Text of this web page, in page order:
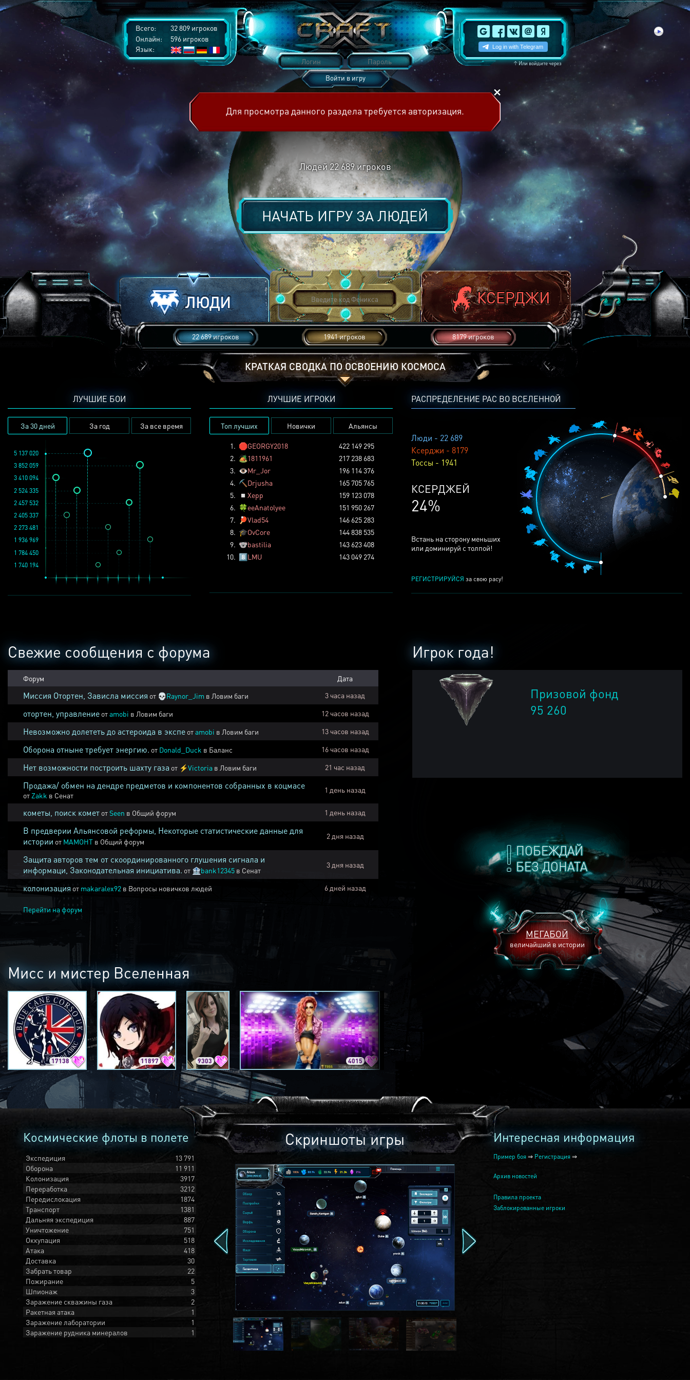
Всего:
32 809 игроков
Онлайн:
596 игроков
Язык:
↑Или войдите через
Войти в игру
Для просмотра данного раздела требуется авторизация.
Людей 22 689игроков
НАЧАТЬ ИГРУ ЗАЛЮДЕЙ
22 689 игроков 1941 игроков 8179 игроков
КРАТКАЯ СВОДКА ПО ОСВОЕНИЮ КОСМОСА
РАСПРЕДЕЛЕНИЕ РАС ВО ВСЕЛЕННОЙ
Люди - 22 689
Ксерджи - 8179
Тоссы - 1941
ТОССОВ
5%
Встань на сторону меньших
или доминируй с толпой!
РЕГИСТРИРУЙСЯ за свою расу!
ЛУЧШИЕ БОИ
За 30 дней За год За все время
1 936 969
3 852 059
2 457 532
1 784 450
2 273 481
1 740 194
5 137 020
2 524 335
2 405 337
3 410 094
ЛУЧШИЕ ИГРОКИ
Топ лучших Новички Альянсы
1. 🛑GEORGY2018
422 149 295
2. 🏕️1811961
217 238 683
3. 👁️Mr_Jor
196 114 376
4. ⛏️ Drjusha
165 705 765
5.
◽ Xepp
159 123 078
6. 🍀eeAnatolyee
151 950 267
7.
🏓Vlad54
146 625 283
8. 🎓OvCore
144 838 535
9. 🐨bastilia
143 623 408
10. 8️⃣LMU 143 049 274
ПОБЕЖДАЙ
БЕЗ ДОНАТА
МЕГАБОЙ
величайший в истории
Игрок года!
Призовой фонд
95 260
Свежие сообщения с форума
Форум Дата
Миссия Отортен, Зависла миссия от 💀Raynor_Jim в Ловим баги 3 часа назад
отортен, управление отamobi в Ловим баги 12 часов назад
Невозможно долететь до астероида в экспе отamobi в Ловим баги 13 часов назад
Оборона отныне требует энергию. от Donald_Duck в Баланс 16 часов назад
Нет возможности построить шахту газа от ⚡Victoria в Ловим баги 21 час назад
Продажа/ обмен на дендре предметов и компонентов собранных в коцмасе
от Zakk в Сенат
1 день назад
кометы, поиск комет отSeen в Общий форум 1 день назад
В предверии Альянсовой реформы, Некоторые статистические данные для
истории от MAMOHT в Общий форум
2 дня назад
Защита авторов тем от скоординированного глушения сигнала и
информаци, Законодательная инициатива. от 🏦bank12345 в Сенат
3 дня назад
колонизация от makaralex92 в Вопросы новичков людей 6 дней назад
Перейти на форум
Мисс и мистер Вселенная
17138 11897 9303 4015 2240
Космические флоты в полете
Экспедиция
13 791
Оборона
11 911
Колонизация
3917
Переработка
3212
Передислокация
1874
Транспорт
1381
Дальняя экспедиция
887
Уничтожение
751
Оккупация
518
Атака
418
Доставка
30
Забрать товар
22
Пожирание
5
Шпионаж
3
Заражение скважины газа
2
Ракетная атака
1
Заражение лаборатории
1
Заражение рудника минералов
1
Скриншоты игры Интересная информация
Пример боя ⇒ Регистрация ⇒
Архив новостей
Правила проекта
Заблокированные игроки